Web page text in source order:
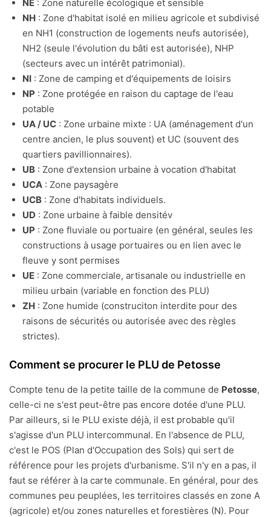
NE : Zone naturelle écologique et sensible
NH : Zone d'habitat isolé en milieu agricole et subdivisé
en NH1 (construction de logements neufs autorisée),
NH2 (seule l'évolution du bâti est autorisée), NHP
(secteurs avec un intérêt patrimonial).
NI : Zone de camping et d'équipements de loisirs
NP : Zone protégée en raison du captage de l'eau
potable
UA / UC : Zone urbaine mixte : UA (aménagement d'un
centre ancien, le plus souvent) et UC (souvent des
quartiers pavillionnaires).
UB : Zone d'extension urbaine à vocation d'habitat
UCA : Zone paysagère
UCB : Zone d'habitats individuels.
UD : Zone urbaine à faible densitév
UP : Zone fluviale ou portuaire (en général, seules les
constructions à usage portuaires ou en lien avec le
fleuve y sont permises
UE : Zone commerciale, artisanale ou industrielle en
milieu urbain (variable en fonction des PLU)
ZH : Zone humide (construciton interdite pour des
raisons de sécurités ou autorisée avec des règles
strictes).
Comment se procurer le PLU de Petosse
Compte tenu de la petite taille de la commune de Petosse,
celle-ci ne s'est peut-être pas encore dotée d'une PLU.
Par ailleurs, si le PLU existe déjà, il est probable qu'il
s'agisse d'un PLU intercommunal. En l'absence de PLU,
c'est le POS (Plan d'Occupation des Sols) qui sert de
référence pour les projets d'urbanisme. S'il n'y en a pas, il
faut se référer à la carte communale. En général, pour des
communes peu peuplées, les territoires classés en zone A
(agricole) et/ou zones naturelles et forestières (N). Pour